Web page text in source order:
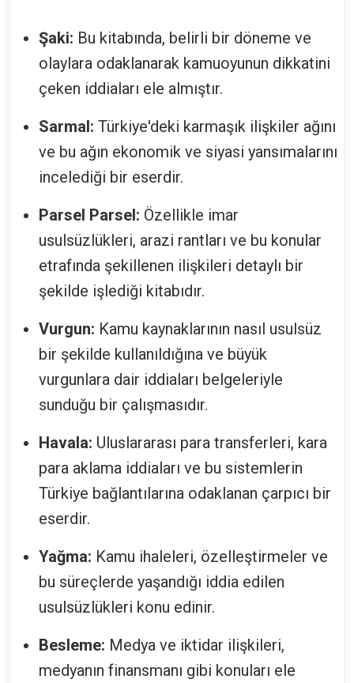
Şaki: Bu kitabında, belirli bir döneme ve
olaylara odaklanarak kamuoyunun dikkatini
çeken iddiaları ele almıştır.
Sarmal: Türkiye'deki karmaşık ilişkiler ağını
ve bu ağın ekonomik ve siyasi yansımalarını
incelediği bir eserdir.
Parsel Parsel: Özellikle imar
usulsüzlükleri, arazi rantları ve bu konular
etrafında şekillenen ilişkileri detaylı bir
şekilde işlediği kitabıdır.
Vurgun: Kamu kaynaklarının nasıl usulsüz
bir şekilde kullanıldığına ve büyük
vurgunlara dair iddiaları belgeleriyle
sunduğu bir çalışmasıdır.
Havala: Uluslararası para transferleri, kara
para aklama iddiaları ve bu sistemlerin
Türkiye bağlantılarına odaklanan çarpıcı bir
eserdir.
Yağma: Kamu ihaleleri, özelleştirmeler ve
bu süreçlerde yaşandığı iddia edilen
usulsüzlükleri konu edinir.
Besleme: Medya ve iktidar ilişkileri,
medyanın finansmanı gibi konuları ele